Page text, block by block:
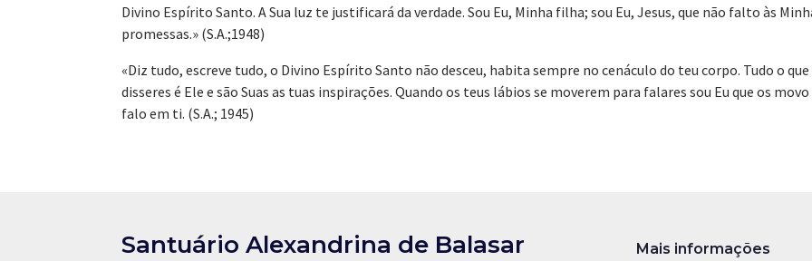
Divino Espírito Santo. A Sua luz te justificará da verdade. Sou Eu, Minha filha; sou Eu, Jesus, que não falto às
promessas.» (S.A.;1948)
«Diz tudo, escreve tudo, o Divino Espírito Santo não desceu, habita sempre no cenáculo do teu corpo. Tudo o que
disseres é Ele e são Suas as tuas inspirações. Quando os teus lábios se moverem para falares sou Eu que os movo
falo em ti. (S.A.; 1945)
Santuário Alexandrina de Balasar Mais informações